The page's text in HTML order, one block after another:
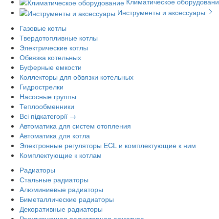
Инструменты и аксессуары
Газовые котлы
Твердотопливные котлы
Электрические котлы
Обвязка котельных
Буферные емкости
Коллекторы для обвязки котельных
Гидрострелки
Насосные группы
Теплообменники
Всі підкатегорії →
Автоматика для систем отопления
Автоматика для котла
Электронные регуляторы ECL и комплектующие к ним
Комплектующие к котлам
Радиаторы
Стальные радиаторы
Алюминиевые радиаторы
Биметаллические радиаторы
Декоративные радиаторы